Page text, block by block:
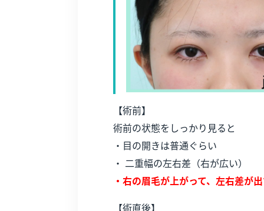
【術前】
術前の状態をしっかり見ると
・目の開きは普通ぐらい
・ 二重幅の左右差（右が広い）
・右の眉毛が上がって、左右差が
【術直後】